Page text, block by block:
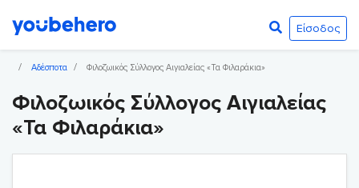
Είσοδος
Αδέσποτα Φιλοζωικός Σύλλογος Αιγιαλείας «Τα Φιλαράκια»
Φιλοζωικός Σύλλογος Αιγιαλείας
«Τα Φιλαράκια»